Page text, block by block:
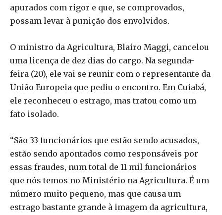
apurados com rigor e que, se comprovados,
possam levar à punição dos envolvidos.
O ministro da Agricultura, Blairo Maggi, cancelou
uma licença de dez dias do cargo. Na segunda-
feira (20), ele vai se reunir com o representante da
União Europeia que pediu o encontro. Em Cuiabá,
ele reconheceu o estrago, mas tratou como um
fato isolado.
“São 33 funcionários que estão sendo acusados,
estão sendo apontados como responsáveis por
essas fraudes, num total de 11 mil funcionários
que nós temos no Ministério na Agricultura. É um
número muito pequeno, mas que causa um
estrago bastante grande à imagem da agricultura,